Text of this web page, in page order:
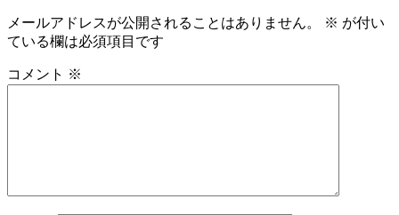
メールアドレスが公開されることはありません。 ※ が付い
ている欄は必須項目です
コメント ※